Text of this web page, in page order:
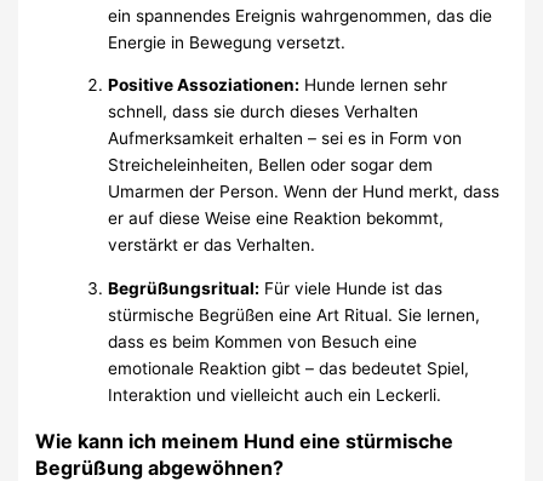
ein spannendes Ereignis wahrgenommen, das die
Energie in Bewegung versetzt.
Positive Assoziationen: Hunde lernen sehr
schnell, dass sie durch dieses Verhalten
Aufmerksamkeit erhalten – sei es in Form von
Streicheleinheiten, Bellen oder sogar dem
Umarmen der Person. Wenn der Hund merkt, dass
er auf diese Weise eine Reaktion bekommt,
verstärkt er das Verhalten.
Begrüßungsritual: Für viele Hunde ist das
stürmische Begrüßen eine Art Ritual. Sie lernen,
dass es beim Kommen von Besuch eine
emotionale Reaktion gibt – das bedeutet Spiel,
Interaktion und vielleicht auch ein Leckerli.
Wie kann ich meinem Hund eine stürmische
Begrüßung abgewöhnen?